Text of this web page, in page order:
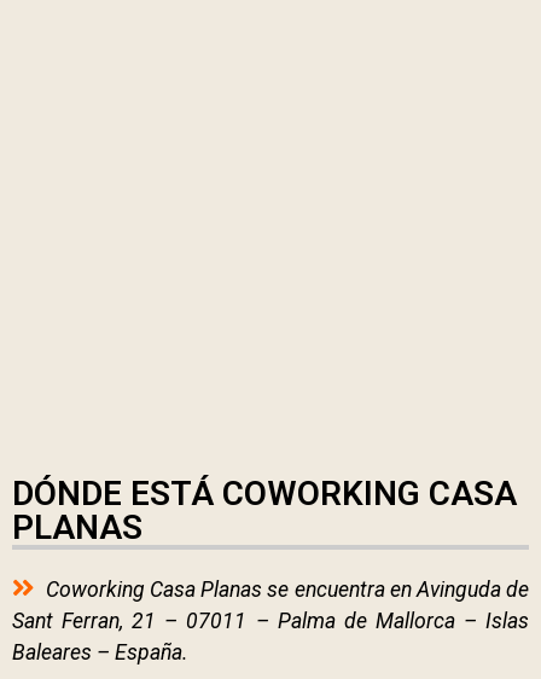
DÓNDE ESTÁ COWORKING CASA
PLANAS
Coworking Casa Planas se encuentra en Avinguda de
Sant Ferran, 21 – 07011 – Palma de Mallorca – Islas
Baleares – España.